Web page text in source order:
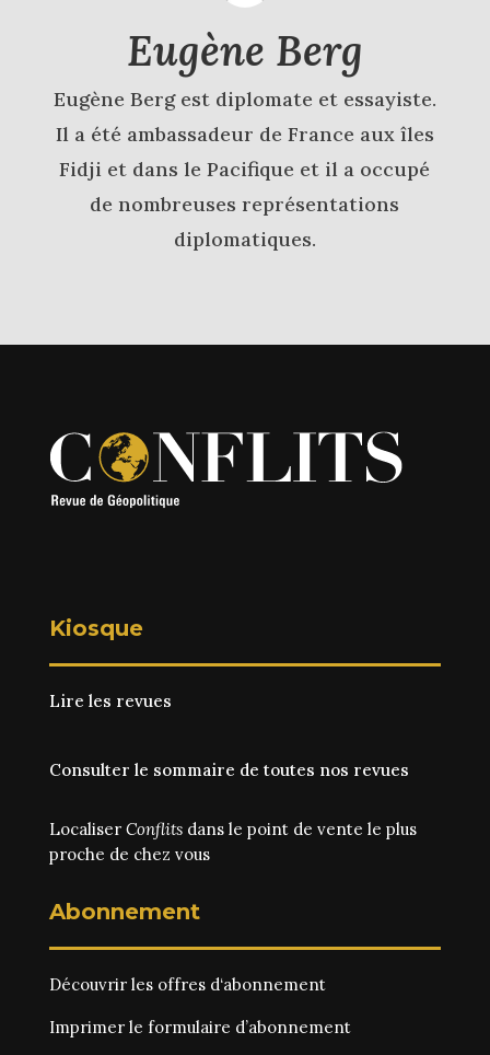
Eugène Berg
Eugène Berg est diplomate et essayiste.
Il a été ambassadeur de France aux îles
Fidji et dans le Pacifique et il a occupé
de nombreuses représentations
diplomatiques.
Kiosque
Lire les revues
Consulter le sommaire de toutes nos revues
Localiser Conflitsdans le point de vente le plus
proche de chez vous
Abonnement
Découvrir les offres d‘abonnement
Imprimer le formulaire d’abonnement